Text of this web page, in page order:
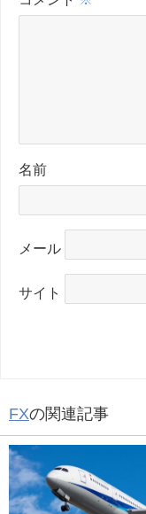
名前
メール
サイト
FXの関連記事